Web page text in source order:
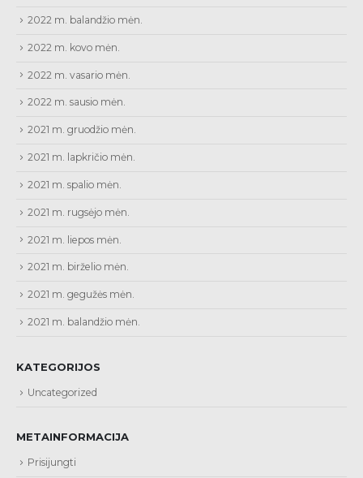
2022 m. balandžio mėn.
2022 m. kovo mėn.
2022 m. vasario mėn.
2022 m. sausio mėn.
2021 m. gruodžio mėn.
2021 m. lapkričio mėn.
2021 m. spalio mėn.
2021 m. rugsėjo mėn.
2021 m. liepos mėn.
2021 m. birželio mėn.
2021 m. gegužės mėn.
2021 m. balandžio mėn.
KATEGORIJOS
Uncategorized
METAINFORMACIJA
Prisijungti